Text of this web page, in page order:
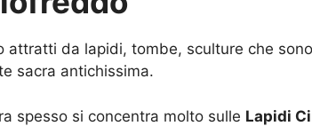
attratti da lapidi, tombe, sculture che
sacra antichissima.
spesso si concentra molto sulle Lapidi